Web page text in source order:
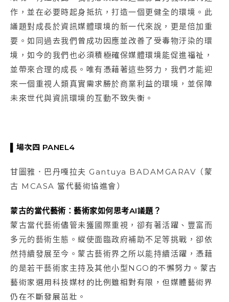
作，並在必要時起身抵抗，打造一個更健全的環境。此
議題對成長於資訊媒體環境的新一代來說，更是倍加重
要。如同過去我們曾成功因應並改善了受毒物汙染的環
境，如今的我們也必須積極確保媒體環境能促進福祉，
並帶來合理的成長。唯有憑藉著這些努力，我們才能迎
來一個重視人類真實需求勝於商業利益的環境，並保障
未來世代與資訊環境的互動不致失衡。
▌場次四 PANEL4
甘圖雅．巴丹嘎拉夫 Gantuya BADAMGARAV（蒙
古 MCASA 當代藝術協進會）
蒙古的當代藝術：藝術家如何思考AI議題？
蒙古當代藝術儘管未獲國際重視，卻有著活躍、豐富而
多元的藝術生態。縱使面臨政府補助不足等挑戰，卻依
然持續發展至今。蒙古藝術界之所以能持續活躍，憑藉
的是若干藝術家主持及其他小型NGO的不懈努力。蒙古
藝術家選用科技媒材的比例雖相對有限，但媒體藝術界
仍在不斷發展茁壯。